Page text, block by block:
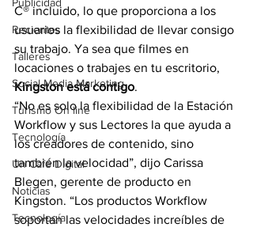
Recientes
Talleres
Social Media Marketing
Turismo On line
Tecnología
Un Café Digital
Noticias
Tecnología
C® incluido, lo que proporciona a los
usuarios la flexibilidad de llevar consigo
su trabajo. Ya sea que filmes en
locaciones o trabajes en tu escritorio,
Kingston está contigo.
“No es solo la flexibilidad de la Estación
Workflow y sus Lectores la que ayuda a
los creadores de contenido, sino
también la velocidad”, dijo Carissa
Blegen, gerente de producto en
Kingston. “Los productos Workflow
soportan las velocidades increíbles de